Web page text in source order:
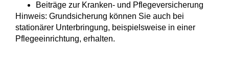
Beiträge zur Kranken- und Pflegeversicherung
Hinweis: Grundsicherung können Sie auch bei
stationärer Unterbringung, beispielsweise in einer
Pflegeeinrichtung, erhalten.